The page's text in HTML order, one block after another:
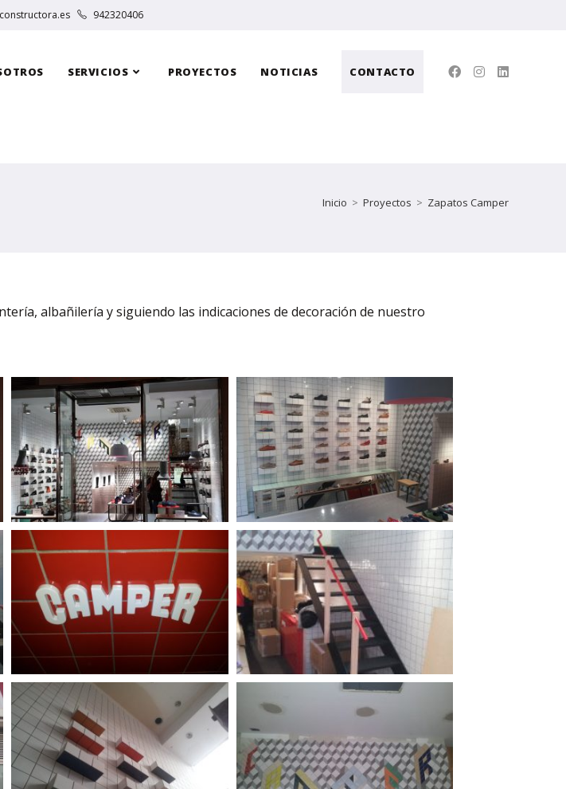
942320406
SERVICIOS PROYECTOS NOTICIAS CONTACTO
Inicio > Proyectos > Zapatos Camper
albañilería y siguiendo las indicaciones de decoración de nuestro